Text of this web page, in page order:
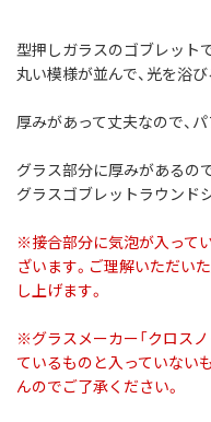
型押しガラスのゴブレットで
丸い模様が並んで、光を浴
厚みがあって丈夫なので、
グラス部分に厚みがあるの
グラスゴブレットラウンド
※接合部分に気泡が入って
ざいます。ご理解いただい
し上げます。
※グラスメーカー「クロスノ
ているものと入っていない
んのでご了承ください。